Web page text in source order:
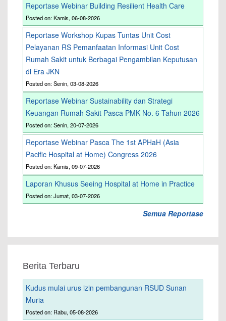
Reportase Webinar Building Resilient Health Care
Posted on: Kamis, 06-08-2026
Reportase Workshop Kupas Tuntas Unit Cost
Pelayanan RS Pemanfaatan Informasi Unit Cost
Rumah Sakit untuk Berbagai Pengambilan Keputusan
di Era JKN
Posted on: Senin, 03-08-2026
Reportase Webinar Sustainability dan Strategi
Keuangan Rumah Sakit Pasca PMK No. 6 Tahun 2026
Posted on: Senin, 20-07-2026
Reportase Webinar Pasca The 1st APHaH (Asia
Pacific Hospital at Home) Congress 2026
Posted on: Kamis, 09-07-2026
Laporan Khusus Seeing Hospital at Home in Practice
Posted on: Jumat, 03-07-2026
Semua Reportase
Berita Terbaru
Kudus mulai urus izin pembangunan RSUD Sunan
Muria
Posted on: Rabu, 05-08-2026